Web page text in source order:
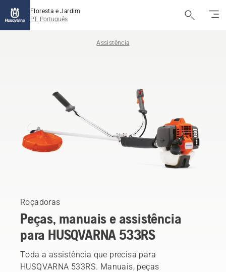
Floresta e Jardim
PT, Português
Assistência
Roçadoras
Peças, manuais e assistência
para HUSQVARNA 533RS
Toda a assistência que precisa para
HUSQVARNA 533RS. Manuais, peças